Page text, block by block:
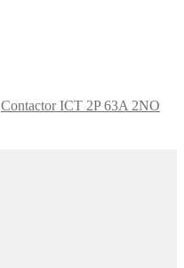
Contactor ICT 2P 63A 2NO